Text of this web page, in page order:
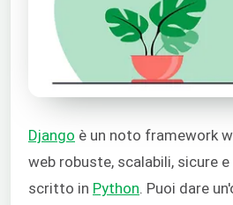
Django è un noto framework
web robuste, scalabili, sicure
scritto in Python. Puoi dare